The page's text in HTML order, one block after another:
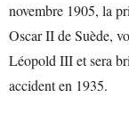
novembre 1905, la
Oscar II de Suède,
Léopold III et sera
accident en 1935.